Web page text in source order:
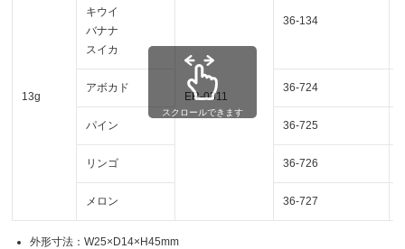
13g
キウイ
バナナ
スイカ
ER-0311
36-134
アボカド 36-724
パイン 36-725
リンゴ 36-726
メロン 36-727
スクロールできます
外形寸法：W25×D14×H45mm